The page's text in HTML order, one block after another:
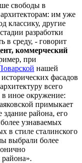
свободы в
им уже
классику, другие
разработки
в среду, - говорит
коммерческий
при
нашей
фасадов
всего
иное окружение:
примыкает
района, его
узнаваемых
в стиле сталинского
выбрали более